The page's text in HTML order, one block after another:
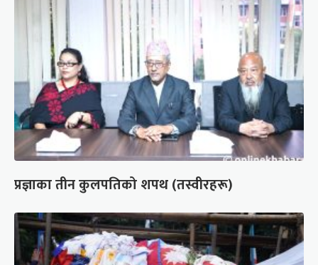
प्रज्ञाका तीन कुलपतिको शपथ (तस्वीरहरू)